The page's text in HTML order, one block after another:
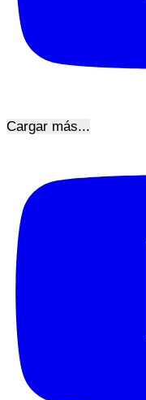
Cargar más...